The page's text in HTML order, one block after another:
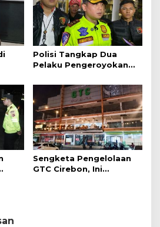
Polisi Tangkap Dua
Pelaku Pengeroyokan
Sengketa Pengelolaan
GTC Cirebon, Ini